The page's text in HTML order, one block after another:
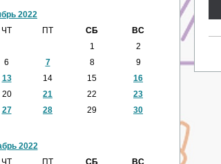
2022
ЧТ ПТ СБ
ВС
1
2
6 7 8
9
13 14 15
16
20 21 22
23
27 28 29
30
2022
ЧТ ПТ СБ ВС